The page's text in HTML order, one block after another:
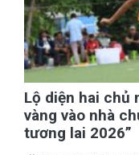
Lộ diện hai chủ
vàng vào nhà
tương lai 2026”